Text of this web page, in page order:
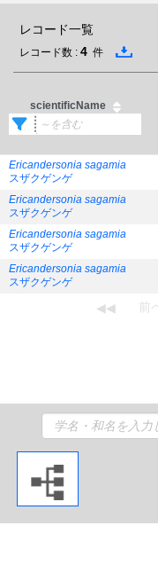
レコード一覧
レコード数 : 4 件
scientificName
Ericandersonia sagamia
スザクゲンゲ
Ericandersonia sagamia
スザクゲンゲ
Ericandersonia sagamia
スザクゲンゲ
Ericandersonia sagamia
スザクゲンゲ